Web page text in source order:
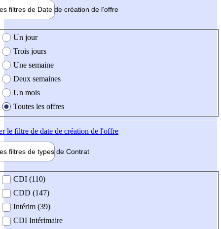
filtres de Date de création de l'offre
création de l'offre
Un jour
Trois jours
Une semaine
Deux semaines
Un mois
Toutes les offres
le filtre de date de création de l'offre
filtres de types de Contrat
contrat
CDI (110)
CDD (147)
Intérim (39)
CDI Intérimaire